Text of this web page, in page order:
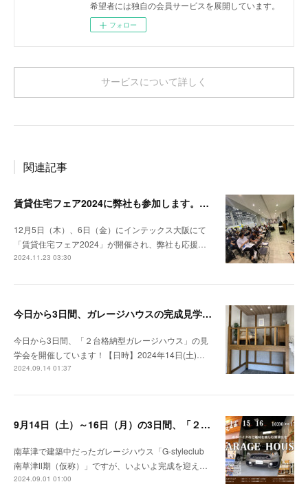
希望者には独自の会員サービスを展開しています。
フォロー
サービスについて詳しく
関連記事
賃貸住宅フェア2024に弊社も参加します。（12月6日）
12月5日（木）、6日（金）にインテックス大阪にて
「賃貸住宅フェア2024」が開催され、弊社も応援…
2024.11.23 03:30
今日から3日間、ガレージハウスの完成見学会やってます！！
今日から3日間、「２台格納型ガレージハウス」の見
学会を開催しています！【日時】2024年14日(土)…
2024.09.14 01:37
9月14日（土）～16日（月）の3日間、「２台格納型ガレージハウス」の見学会を開催します！
南草津で建築中だったガレージハウス「G-styleclub
南草津Ⅱ期（仮称）」ですが、いよいよ完成を迎え…
2024.09.01 01:00